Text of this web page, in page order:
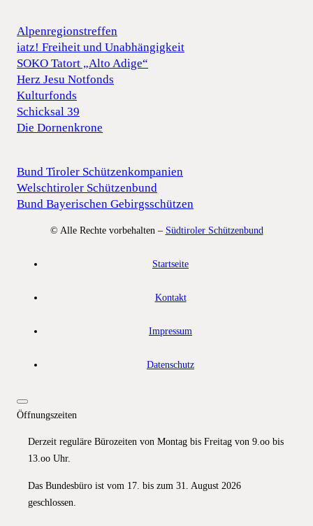
Alpenregionstreffen
iatz! Freiheit und Unabhängigkeit
SOKO Tatort „Alto Adige“
Herz Jesu Notfonds
Kulturfonds
Schicksal 39
Die Dornenkrone
Bund Tiroler Schützenkompanien
Welschtiroler Schützenbund
Bund Bayerischen Gebirgsschützen
© Alle Rechte vorbehalten – Südtiroler Schützenbund
Startseite
Kontakt
Impressum
Datenschutz
Öffnungszeiten
Derzeit reguläre Bürozeiten von Montag bis Freitag von 9.oo bis
13.oo Uhr.
Das Bundesbüro ist vom 17. bis zum 31. August 2026
geschlossen.